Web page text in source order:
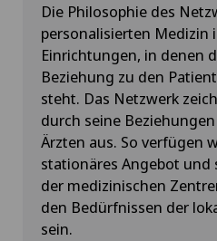
Die Philosophie des
personalisierten Medizin
Einrichtungen, in denen
Beziehung zu den
steht. Das Netzwerk
durch seine
Ärzten aus. So verfügen
stationäres Angebot und
der medizinischen
den Bedürfnissen der
sein.